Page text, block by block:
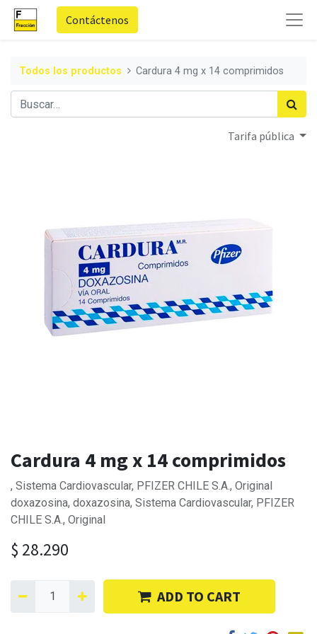
Contáctenos
Todos los productos Cardura 4 mg x 14 comprimidos
Tarifa pública
Cardura 4 mg x 14 comprimidos
, Sistema Cardiovascular, PFIZER CHILE S.A., Original
doxazosina, doxazosina, Sistema Cardiovascular, PFIZER
CHILE S.A., Original
$ 28.290
ADD TO CART